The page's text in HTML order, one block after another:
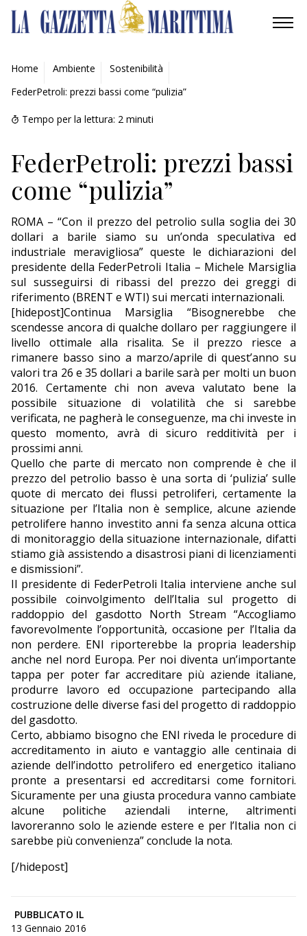
AMBIENTE
MOBILITÀ
INDUSTRIA
RICERCA
ECONOMIA
TURISMO
CULTURA
NAUTICA
EDITORIALI
Home Ambiente
Sostenibilità
FederPetroli: prezzi bassi come “pulizia”
Tempo per la lettura: 2 minuti
FederPetroli: prezzi bassi
come “pulizia”
ROMA – “Con il prezzo del petrolio sulla soglia dei 30
dollari a barile siamo su un’onda speculativa ed
industriale meravigliosa” queste le dichiarazioni del
presidente della FederPetroli Italia – Michele Marsiglia
sul susseguirsi di ribassi del prezzo dei greggi di
riferimento (BRENT e WTI) sui mercati internazionali.
[hidepost]Continua Marsiglia “Bisognerebbe che
scendesse ancora di qualche dollaro per raggiungere il
livello ottimale alla risalita. Se il prezzo riesce a
rimanere basso sino a marzo/aprile di quest’anno su
valori tra 26 e 35 dollari a barile sarà per molti un buon
2016. Certamente chi non aveva valutato bene la
possibile situazione di volatilità che si sarebbe
verificata, ne pagherà le conseguenze, ma chi investe in
questo momento, avrà di sicuro redditività per i
prossimi anni.
Quello che parte di mercato non comprende è che il
prezzo del petrolio basso è una sorta di ‘pulizia’ sulle
quote di mercato dei flussi petroliferi, certamente la
situazione per l’Italia non è semplice, alcune aziende
petrolifere hanno investito anni fa senza alcuna ottica
di monitoraggio della situazione internazionale, difatti
stiamo già assistendo a disastrosi piani di licenziamenti
e dismissioni”.
Il presidente di FederPetroli Italia interviene anche sul
possibile coinvolgimento dell’Italia sul progetto di
raddoppio del gasdotto North Stream “Accogliamo
favorevolmente l’opportunità, occasione per l’Italia da
non perdere. ENI riporterebbe la propria leadership
anche nel nord Europa. Per noi diventa un’importante
tappa per poter far accreditare più aziende italiane,
produrre lavoro ed occupazione partecipando alla
costruzione delle diverse fasi del progetto di raddoppio
del gasdotto.
Certo, abbiamo bisogno che ENI riveda le procedure di
accreditamento in aiuto e vantaggio alle centinaia di
aziende dell’indotto petrolifero ed energetico italiano
pronte a presentarsi ed accreditarsi come fornitori.
Sicuramente per una giusta procedura vanno cambiate
alcune politiche aziendali interne, altrimenti
lavoreranno solo le aziende estere e per l’Italia non ci
sarebbe più convenienza” conclude la nota.
[/hidepost]
PUBBLICATO IL
13 Gennaio 2016